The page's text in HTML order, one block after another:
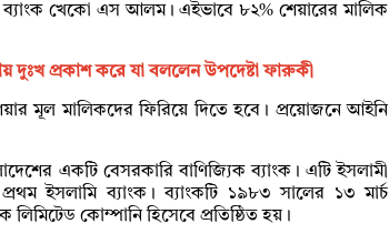
ব্যাংক খেকো এস আলম। এইভাবে ৮২% শেয়ারের মালিক
দুঃখ প্রকাশ করে যা বললেন উপদেষ্টা ফারুকী
মূল মালিকদের ফিরিয়ে দিতে হবে। প্রয়োজনে আইনি
একটি বেসরকারি বাণিজ্যিক ব্যাংক। এটি ইসলামী
ইসলামি ব্যাংক। ব্যাংকটি ১৯৮৩ সালের ১৩ মার্চ
কোম্পানি হিসেবে প্রতিষ্ঠিত হয়।